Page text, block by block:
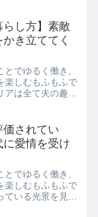
イートしたら、思
いた...
らし方】素敵
き立ててく
でゆるく働き、
楽しむもふもふで
アは全て夫の趣味
ットはIKEAのも
て...
価されてい
に愛情を受け
でゆるく働き、
楽しむもふもふで
ている光景を見